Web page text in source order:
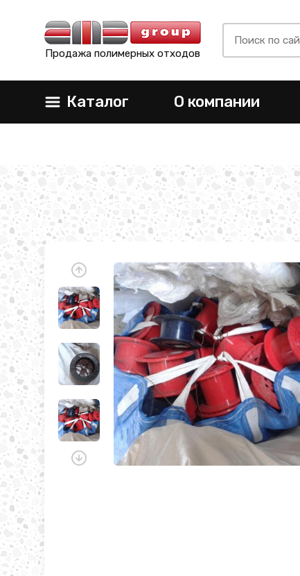
Продажа полимерных отходов
Каталог О компании